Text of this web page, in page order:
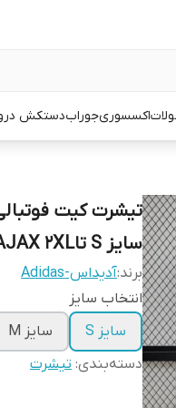
اکسسوریجورابدستکش
سایز S تاADIDAS AJAX 2XL
برند:آدیداس-Adidas
انتخاب سایز
سایز S
سایز M
دسته‌بندی: تیشرت